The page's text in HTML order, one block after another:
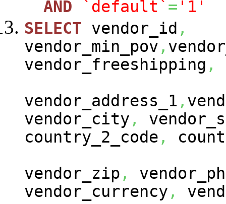
AND
`default` = '1'
SELECT vendor_id ,
vendor_min_pov ,
vendor_freeshipping ,
vendor_address_1 ,
vendor_city ,
country_2_code ,
vendor_zip ,
vendor_currency ,